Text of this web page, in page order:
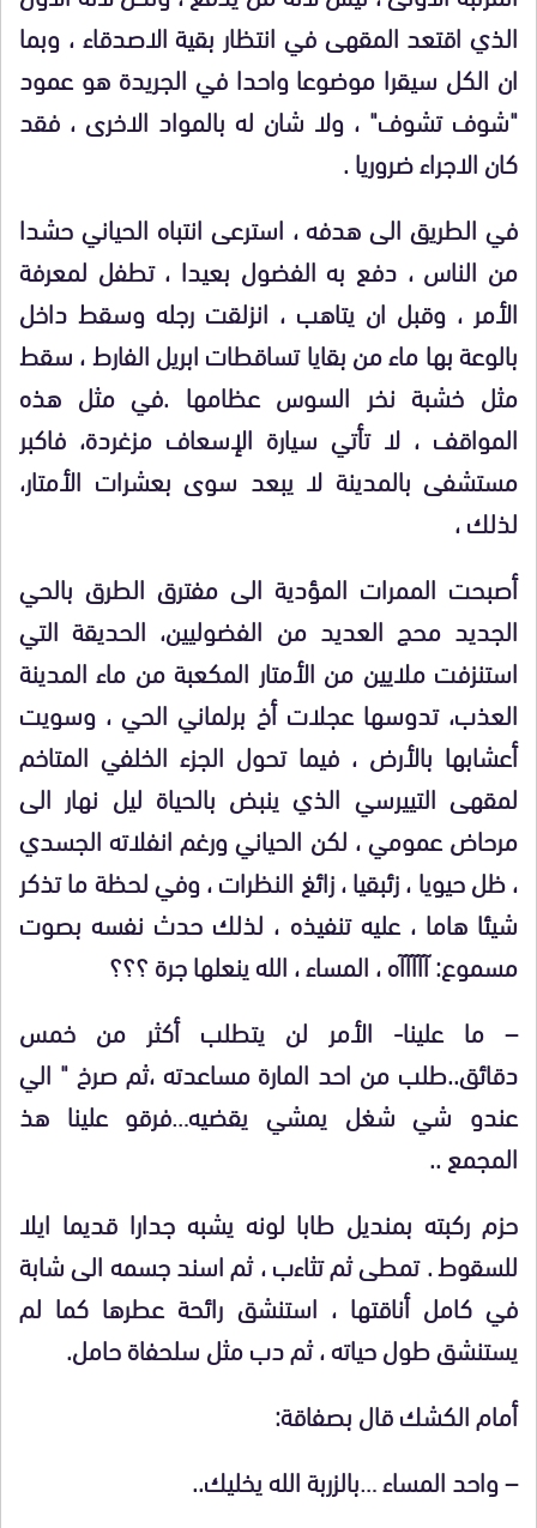
الذي اقتعد المقهى في انتظار بقية الاصدقاء ، وبما
ان الكل سيقرا موضوعا واحدا في الجريدة هو عمود
"شوف تشوف" ، ولا شان له بالمواد الاخرى ، فقد
كان الاجراء ضروريا .
في الطريق الى هدفه ، استرعى انتباه الحياني حشدا
من الناس ، دفع به الفضول بعيدا ، تطفل لمعرفة
الأمر ، وقبل ان يتاهب ، انزلقت رجله وسقط داخل
بالوعة بها ماء من بقايا تساقطات ابريل الفارط ، سقط
مثل خشبة نخر السوس عظامها .في مثل هذه
المواقف ، لا تأتي سيارة الإسعاف مزغردة، فاكبر
مستشفى بالمدينة لا يبعد سوى بعشرات الأمتار،
لذلك ،
أصبحت الممرات المؤدية الى مفترق الطرق بالحي
الجديد محج العديد من الفضوليين، الحديقة التي
استنزفت ملايين من الأمتار المكعبة من ماء المدينة
العذب، تدوسها عجلات أخ برلماني الحي ، وسويت
أعشابها بالأرض ، فيما تحول الجزء الخلفي المتاخم
لمقهى التييرسي الذي ينبض بالحياة ليل نهار الى
مرحاض عمومي ، لكن الحياني ورغم انفلاته الجسدي
، ظل حيويا ، زئبقيا ، زائغ النظرات ، وفي لحظة ما تذكر
شيئا هاما ، عليه تنفيذه ، لذلك حدث نفسه بصوت
مسموع: آآآآآه ، المساء ، الله ينعلها جرة ؟؟؟
– ما علينا- الأمر لن يتطلب أكثر من خمس
دقائق..طلب من احد المارة مساعدته ،ثم صرخ " الي
عندو شي شغل يمشي يقضيه…فرقو علينا هذ
المجمع ..
حزم ركبته بمنديل طابا لونه يشبه جدارا قديما ايلا
للسقوط . تمطى ثم تثاءب ، ثم اسند جسمه الى شابة
في كامل أناقتها ، استنشق رائحة عطرها كما لم
يستنشق طول حياته ، ثم دب مثل سلحفاة حامل.
أمام الكشك قال بصفاقة:
– واحد المساء …بالزربة الله يخليك..